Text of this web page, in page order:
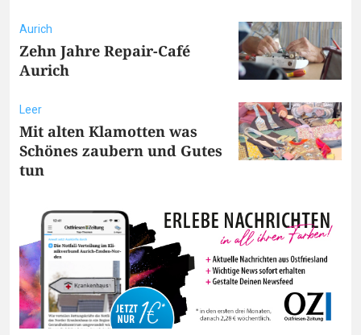
Aurich
Zehn Jahre Repair-Café
Aurich
Leer
Mit alten Klamotten was
Schönes zaubern und Gutes
tun